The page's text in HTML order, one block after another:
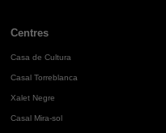
Centres
Casa de Cultura
Casal Torreblanca
Xalet Negre
Casal Mira-sol